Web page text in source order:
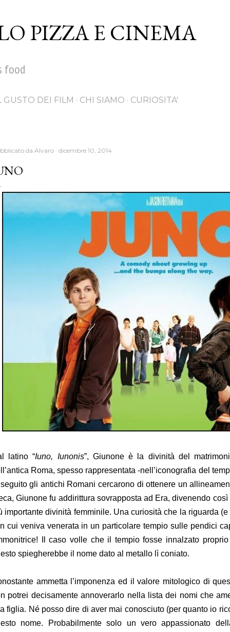
PIZZA E CINEMA
food
GUSTO DEI FILM CHI SIAMO CURIOSITA'
da Alvaro dicembre 10, 2014
latino “Iuno, Iunonis”, Giunone è la divinità del
Roma, spesso rappresentata -nell’iconografia del
gli antichi Romani cercarono di ottenere un
Giunone fu addirittura sovrapposta ad Era, divenendo così
importante divinità femminile. Una curiosità che la riguarda
cui veniva venerata in un particolare tempio sulle pendici
Il caso volle che il tempio fosse innalzato
spiegherebbe il nome dato al metallo lì coniato.
ammetta l’imponenza ed il valore mitologico di
potrei decisamente annoverarlo nella lista dei nomi che
figlia. Né posso dire di aver mai conosciuto (per quanto io
nome. Probabilmente solo un vero appassionato